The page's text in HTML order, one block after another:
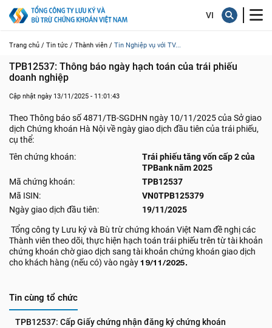
Trang chủ / Tin tức / Thành viên / Tin Nghiệp vụ với TV...
TPB12537: Thông báo ngày hạch toán của trái phiếu
doanh nghiệp
Cập nhật ngày 13/11/2025 - 11:01:43
Theo Thông báo số 4871/TB-SGDHN ngày 10/11/2025 của Sở giao
dịch Chứng khoán Hà Nội về ngày giao dịch đầu tiên của trái phiếu,
cụ thể:
Tên chứng khoán:
Trái phiếu tăng vốn cấp 2 của
TPBank năm 2025
Mã chứng khoán:
TPB12537
Mã ISIN:
VN0TPB125379
Ngày giao dịch đầu tiên:
19/11/2025
Tổng công ty Lưu ký và Bù trừ chứng khoán Việt Nam đề nghị các
Thành viên theo dõi, thực hiện hạch toán trái phiếu trên từ tài khoản
chứng khoán chờ giao dịch sang tài khoản chứng khoán giao dịch
cho khách hàng (nếu có) vào ngày19/11/2025.
Tin cùng tổ chức
TPB12537: Cấp Giấy chứng nhận đăng ký chứng khoán